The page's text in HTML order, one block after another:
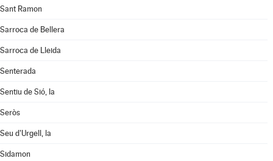
Sant Ramon
Sarroca de Bellera
Sarroca de Lleida
Senterada
Sentiu de Sió, la
Seròs
Seu d'Urgell, la
Sidamon